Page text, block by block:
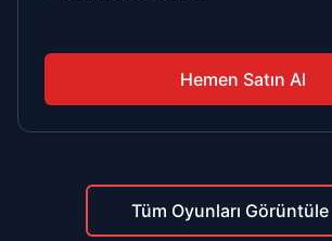
Hemen Satın Al
Tüm Oyunları Görüntüle